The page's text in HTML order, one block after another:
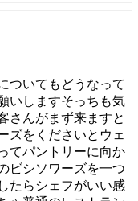
ついてもどうなって
いしますそっちも気
さんがまず来ますと
ズをくださいとウェ
てパントリーに向か
ビシソワーズを一つ
たらシェフがいい感